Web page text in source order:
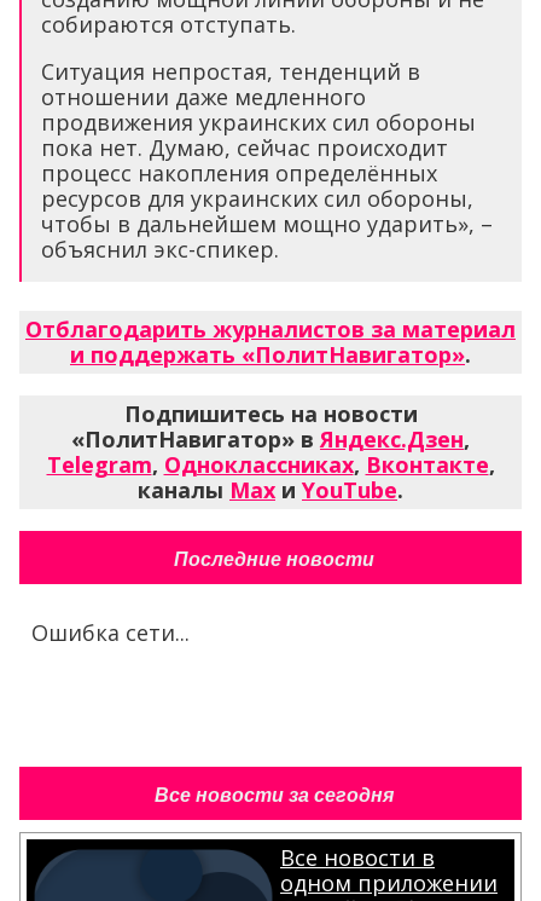
собираются отступать.
Ситуация непростая, тенденций в
отношении даже медленного
продвижения украинских сил обороны
пока нет. Думаю, сейчас происходит
процесс накопления определённых
ресурсов для украинских сил обороны,
чтобы в дальнейшем мощно ударить», –
объяснил экс-спикер.
Отблагодарить журналистов за материал
и поддержать «ПолитНавигатор».
Подпишитесь на новости
«ПолитНавигатор» вЯндекс.Дзен,
Telegram, Одноклассниках, Вконтакте,
каналы Max и YouTube.
Последние новости
Ошибка сети...
Все новости за сегодня
Все новости в
одном приложении